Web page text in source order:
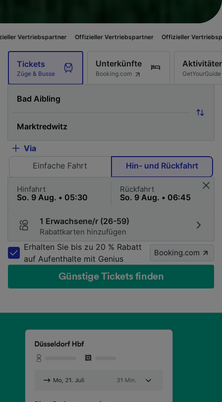
Offizieller Vertriebspartner Offizieller Vertriebspartner
Tickets
Züge & Busse
Unterkünfte
Booking.com GetYourGuide
Via
Einfache Fahrt
Hin- und Rückfahrt
Hinfahrt Rückfahrt
1 Erwachsene/r (26-59)
Rabattkarten hinzufügen
Erhalten Sie bis zu 20 % Rabatt
auf Aufenthalte mit Genius
Booking.com
Günstige Tickets finden